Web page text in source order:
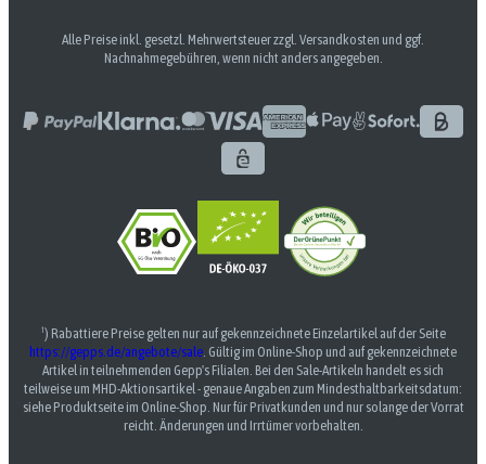
Alle Preise inkl. gesetzl. Mehrwertsteuer zzgl. Versandkosten und ggf.
Nachnahmegebühren, wenn nicht anders angegeben.
¹) Rabattiere Preise gelten nur auf gekennzeichnete Einzelartikel auf der Seite
https://gepps.de/angebote/sale . Gültig im Online-Shop und auf gekennzeichnete
Artikel in teilnehmenden Gepp's Filialen. Bei den Sale-Artikeln handelt es sich
teilweise um MHD-Aktionsartikel - genaue Angaben zum Mindesthaltbarkeitsdatum:
siehe Produktseite im Online-Shop. Nur für Privatkunden und nur solange der Vorrat
reicht. Änderungen und Irrtümer vorbehalten.